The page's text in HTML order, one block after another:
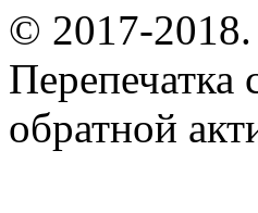
© 2017-2018.
Перепечатка
обратной